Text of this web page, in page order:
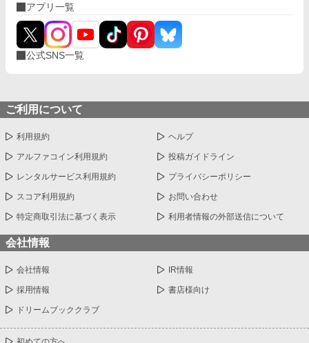
アプリ一覧
公式SNS一覧
ご利用について
利用規約 ヘルプ
アルファコイン利用規約 投稿ガイドライン
レンタルサービス利用規約 プライバシーポリシー
スコア利用規約 お問い合わせ
特定商取引法に基づく表示 利用者情報の外部送信について
会社情報
会社情報 IR情報
採用情報 書店様向け
ドリームブッククラブ